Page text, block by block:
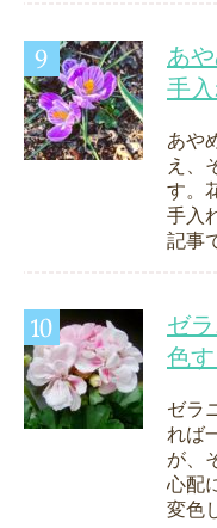
あ
手
あや
え、
す。
手入
記事
ゼ
色
ゼラ
れば
が、
心配
変色